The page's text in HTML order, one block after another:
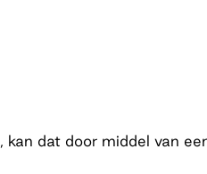
dat door middel van